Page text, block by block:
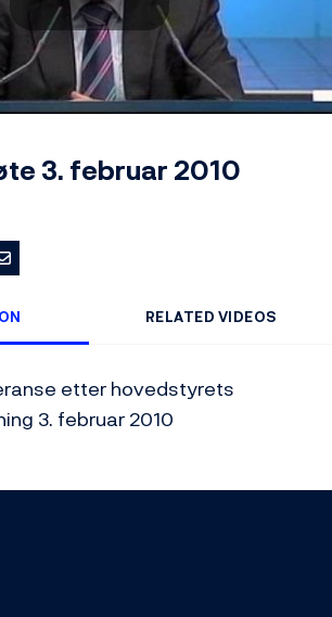
Play
3. februar 2010
on X
Share via Email
RELATED VIDEOS
etter hovedstyrets
3. februar 2010